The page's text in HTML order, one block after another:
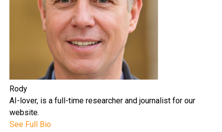
Rody
AI-lover, is a full-time researcher and journalist for our
website.
See Full Bio